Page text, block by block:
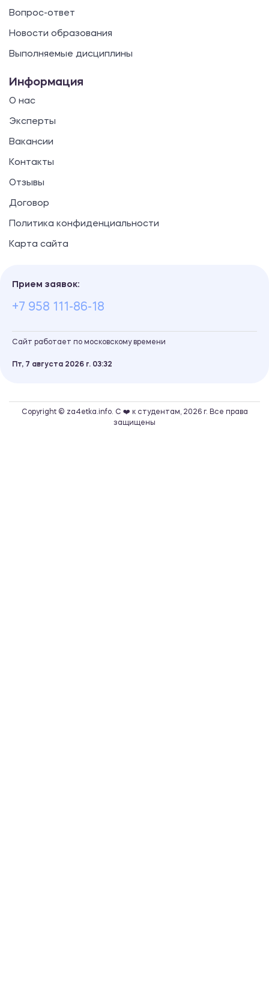
Вопрос-ответ
Новости образования
Выполняемые дисциплины
Информация
О нас
Эксперты
Вакансии
Контакты
Отзывы
Договор
Политика конфиденциальности
Карта сайта
Прием заявок:
+7 958 111-86-18
Сайт работает по московскому времени
Пт, 7 августа 2026 г. 03 32
Copyright © za4etka.info. С ❤️ к студентам, 2026 г. Все права
защищены